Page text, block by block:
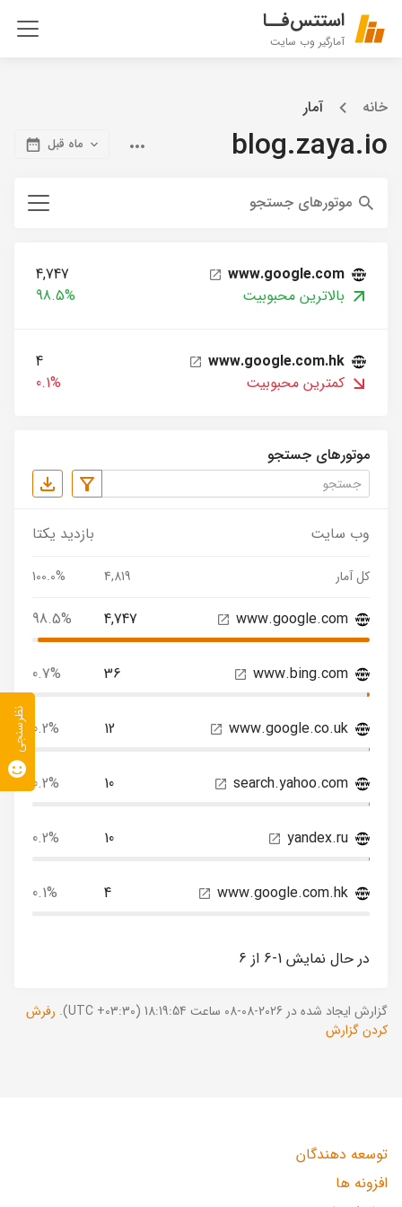
استتس‌فــا
آمارگیر وب سایت
خانه آمار
blog.zaya.io ماه قبل
موتورهای جستجو
www.google.com
4,747
بالاترین محبوبیت
98.5%
www.google.com.hk
4
کمترین محبوبیت
0.1%
موتورهای جستجو
وب سایت بازدید یکتا
کل آمار 4,819
100.0%
www.google.com
4,747
98.5%
www.bing.com
36
0.7%
www.google.co.uk
12
0.2%
search.yahoo.com
10
0.2%
yandex.ru
10
0.2%
www.google.com.hk
4
0.1%
در حال نمایش 1-6 از 6
گزارش ایجاد شده در 2026-08-08 ساعت 18:19:54 (UTC +03:30).
رفرش
کردن گزارش
توسعه دهندگان
افزونه ها
نظرسنجی